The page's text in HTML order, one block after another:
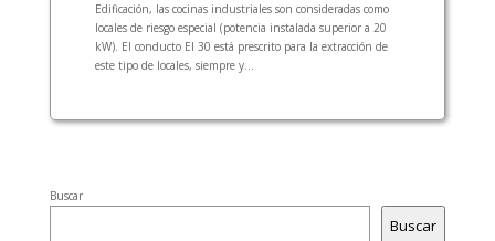
Edificación, las cocinas industriales son consideradas como
locales de riesgo especial (potencia instalada superior a 20
kW). El conducto EI 30 está prescrito para la extracción de
este tipo de locales, siempre y...
Buscar
Buscar